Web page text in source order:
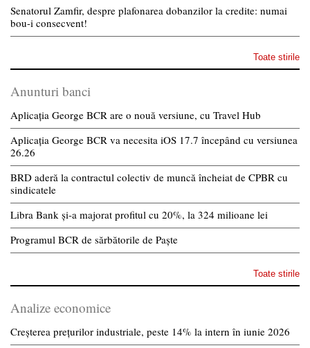
Senatorul Zamfir, despre plafonarea dobanzilor la credite: numai
bou-i consecvent!
Toate stirile
Anunturi banci
Aplicația George BCR are o nouă versiune, cu Travel Hub
Aplicația George BCR va necesita iOS 17.7 începând cu versiunea
26.26
BRD aderă la contractul colectiv de muncă încheiat de CPBR cu
sindicatele
Libra Bank și-a majorat profitul cu 20%, la 324 milioane lei
Programul BCR de sărbătorile de Paște
Toate stirile
Analize economice
Creșterea prețurilor industriale, peste 14% la intern în iunie 2026